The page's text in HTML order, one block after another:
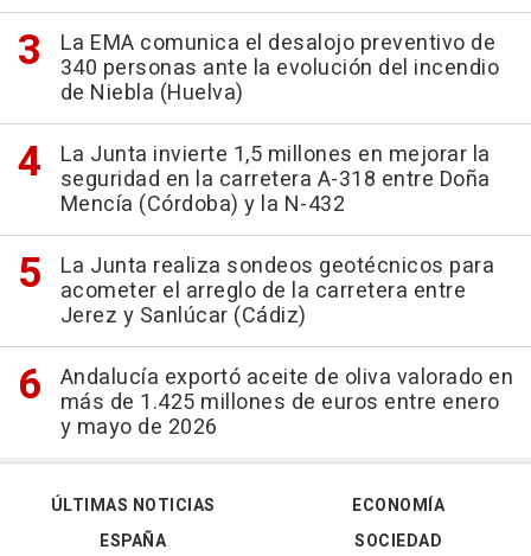
La EMA comunica el desalojo preventivo de
340 personas ante la evolución del incendio
de Niebla (Huelva)
La Junta invierte 1,5 millones en mejorar la
seguridad en la carretera A-318 entre Doña
Mencía (Córdoba) y la N-432
La Junta realiza sondeos geotécnicos para
acometer el arreglo de la carretera entre
Jerez y Sanlúcar (Cádiz)
Andalucía exportó aceite de oliva valorado en
más de 1.425 millones de euros entre enero
y mayo de 2026
ÚLTIMAS NOTICIAS
ESPAÑA
ECONOMÍA
SOCIEDAD